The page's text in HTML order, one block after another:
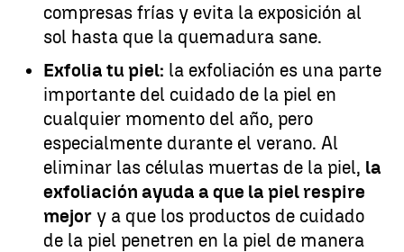
compresas frías y evita la exposición al
sol hasta que la quemadura sane.
Exfolia tu piel: la exfoliación es una parte
importante del cuidado de la piel en
cualquier momento del año, pero
especialmente durante el verano. Al
eliminar las células muertas de la piel, la
exfoliación ayuda a que la piel respire
mejor y a que los productos de cuidado
de la piel penetren en la piel de manera